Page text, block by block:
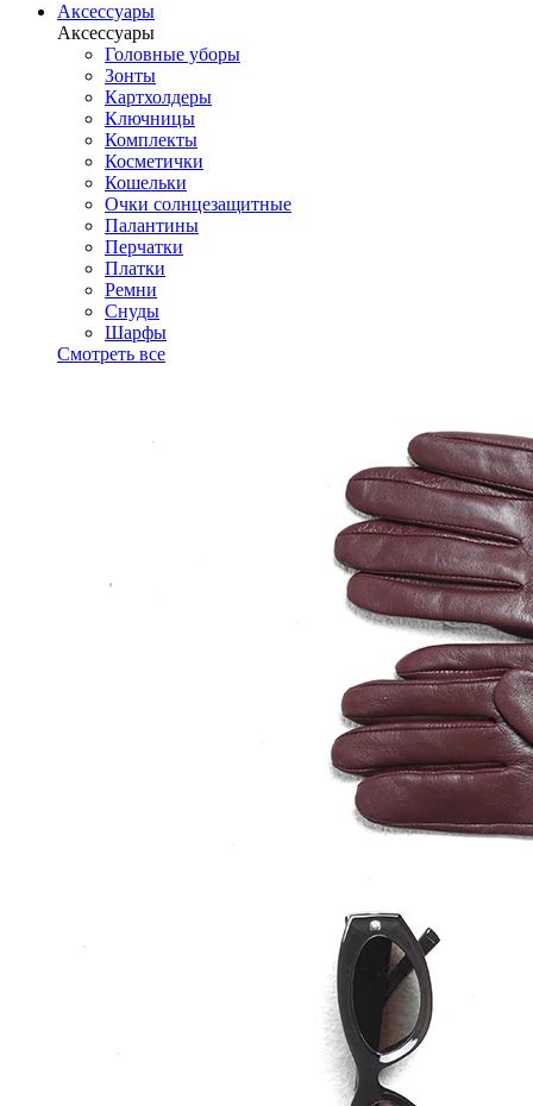
Аксессуары
Аксессуары
Головные уборы
Зонты
Картхолдеры
Ключницы
Комплекты
Косметички
Кошельки
Очки солнцезащитные
Палантины
Перчатки
Платки
Ремни
Снуды
Шарфы
Смотреть все